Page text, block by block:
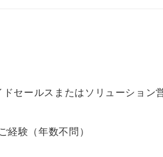
セールスまたはソリューション
経験（年数不問）